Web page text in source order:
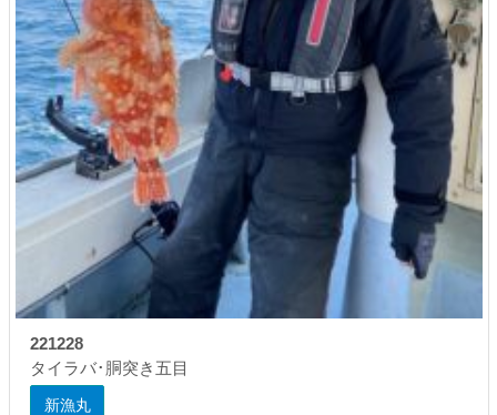
221228
タイラバ･胴突き五目
新漁丸